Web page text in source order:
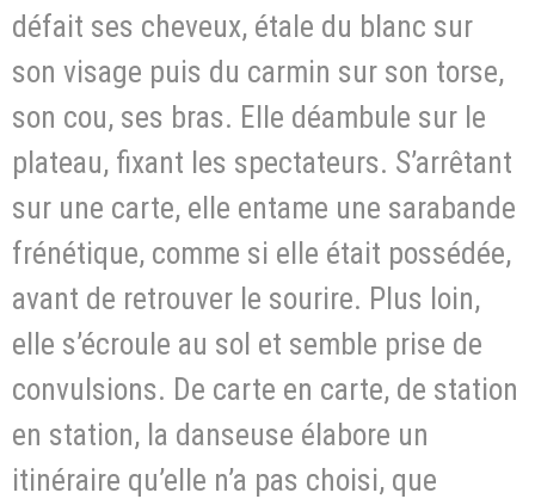
défait ses cheveux, étale du blanc sur
son visage puis du carmin sur son torse,
son cou, ses bras. Elle déambule sur le
plateau, fixant les spectateurs. S’arrêtant
sur une carte, elle entame une sarabande
frénétique, comme si elle était possédée,
avant de retrouver le sourire. Plus loin,
elle s’écroule au sol et semble prise de
convulsions. De carte en carte, de station
en station, la danseuse élabore un
itinéraire qu’elle n’a pas choisi, que